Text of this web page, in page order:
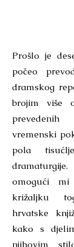
Prošlo je
počeo
dramskog
brojim više
vremenski
pola
omogući
križaljku
hrvatske
kako s
njihovim